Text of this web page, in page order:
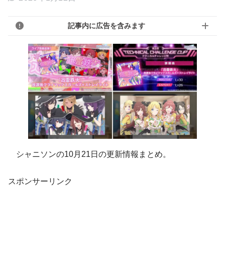
記事内に広告を含みます
シャニソンの10月21日の更新情報まとめ。
スポンサーリンク